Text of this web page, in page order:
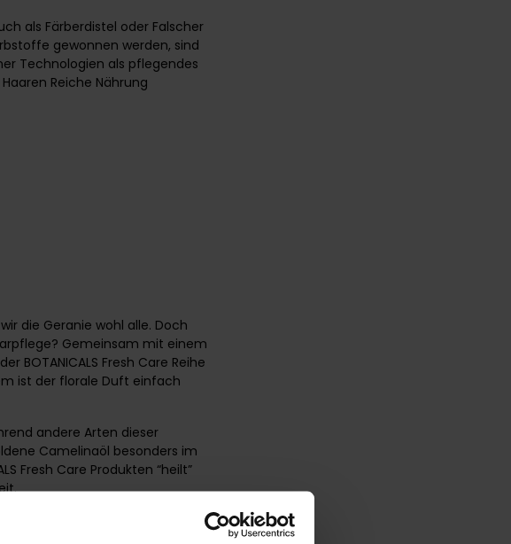
als Färberdistel oder Falscher
gewonnen werden, sind
Technologien als pflegendes
Reiche Nährung
die Geranie wohl alle. Doch
Gemeinsam mit einem
BOTANICALS Fresh Care Reihe
ist der florale Duft einfach
andere Arten dieser
Camelinaöl besonders im
Fresh Care Produkten “heilt”